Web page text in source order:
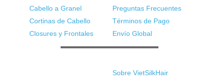
Sobre VietSilkHair
Cabello a Granel
Cortinas de Cabello
Closures y Frontales
Preguntas Frecuentes
Términos de Pago
Envío Global